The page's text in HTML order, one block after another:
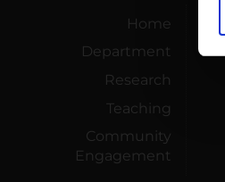
Home
Department
Research
Teaching
Community
Engagement